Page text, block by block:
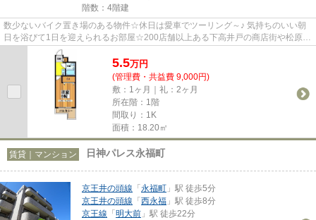
階数：4階建
数少ないバイク置き場のある物件☆休日は愛車でツーリング～♪ 気持ちのいい朝
日を浴びて1日を迎えられるお部屋☆200店舗以上ある下高井戸の商店街や松原駅
すぐのオオゼキ等買い物施設は...
5.5万円
(管理費・共益費 9,000円)
敷：1ヶ月｜礼：2ヶ月
所在階：1階
間取り：1K
面積：18.20㎡
賃貸｜マンション 日神パレス永福町
京王井の頭線 「永福町 」駅 徒歩5分
京王井の頭線 「西永福 」駅 徒歩8分
京王線 「明大前 」駅 徒歩22分